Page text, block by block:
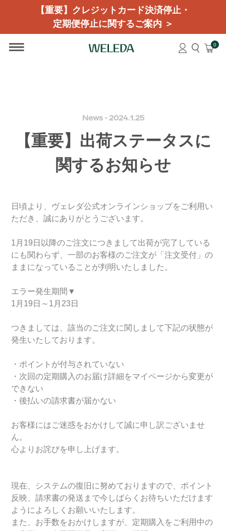
【重要】クレジットカード決済停止・
定期便停止に関するご案内 ＞
0
News - 2024.1.25
【重要】出荷ステータスに
関するお知らせ
日頃より、ヴェレダ公式オンラインショップをご利用い
ただき、誠にありがとうございます。
1月19日以降のご注文につきまして出荷が完了している
にも関わらず、一部のお客様のご注文が「注文受付」の
ままになっていることが判明いたしました。
エラー発生期間▼
1月19日～1月23日
つきましては、該当のご注文に関しまして下記の状態が
発生いたしております。
・ポイントが付与されていない
・次回の定期購入のお届け詳細をマイページから変更が
できない
・後払いの請求書が届かない
お客様にはご迷惑をおかけして誠に申し訳ございませ
ん。
心よりお詫びを申し上げます。
現在、システムの復旧に努めておりますので、ポイント
反映、請求書の発送まで今しばらくお待ちいただけます
ようによろしくお願いいたします。
また、お手数をおかけしますが、定期購入をご利用中の